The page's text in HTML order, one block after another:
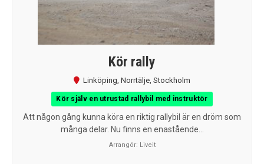
Kör rally
Linköping, Norrtälje, Stockholm
Kör själv en utrustad rallybil med instruktör
Att någon gång kunna köra en riktig rallybil är en dröm som
många delar. Nu finns en enastående...
Arrangör: Liveit